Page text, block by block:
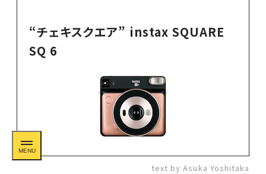
“チェキスクエア” instax SQUARE
SQ 6
text by Asuka Yoshitaka